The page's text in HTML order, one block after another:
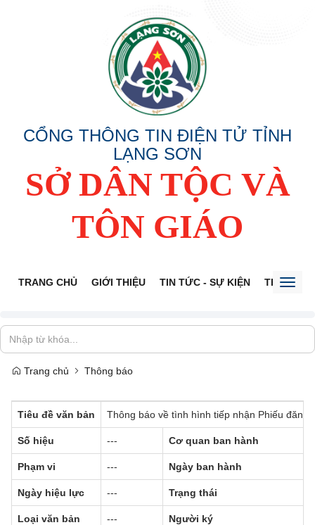
CỔNG THÔNG TIN ĐIỆN TỬ TỈNH
LẠNG SƠN
SỞ DÂN TỘC VÀ
TÔN GIÁO
TRANG CHỦ GIỚI THIỆU TIN TỨC - SỰ KIỆN THÔNG
Trang chủ Thông báo
Tiêu đề văn bản Thông báo về tình hình tiếp nhận Phiếu
Số hiệu --- Cơ quan ban hành
Phạm vi --- Ngày ban hành
Ngày hiệu lực --- Trạng thái
Loại văn bản --- Người ký